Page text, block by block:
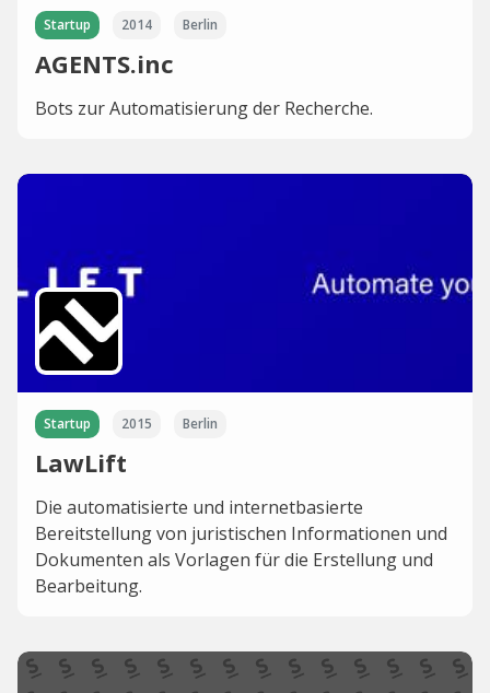
Startup 2014 Berlin
AGENTS.inc
Bots zur Automatisierung der Recherche.
Startup 2015 Berlin
LawLift
Die automatisierte und internetbasierte
Bereitstellung von juristischen Informationen und
Dokumenten als Vorlagen für die Erstellung und
Bearbeitung.